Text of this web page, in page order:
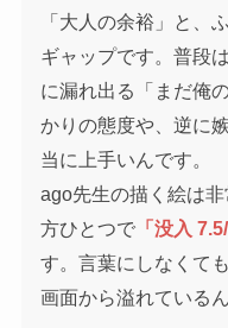
「大人の余裕」と、
ギャップです。普段
に漏れ出る「まだ俺
かりの態度や、逆に
当に上手いんです。
ago先生の描く絵は
方ひとつで 「没入
す。言葉にしなくて
画面から溢れているん